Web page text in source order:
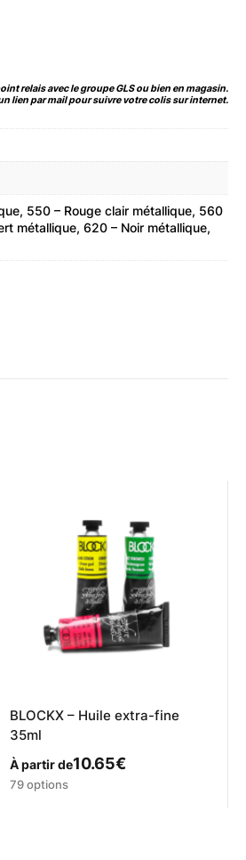
relais avec le groupe GLS ou bien en magasin.
lien par mail pour suivre votre colis sur internet.
550 – Rouge clair métallique, 560
métallique, 620 – Noir métallique,
BLOCKX – Huile extra-fine
35ml
À partir de10.65€
Ce
79 options